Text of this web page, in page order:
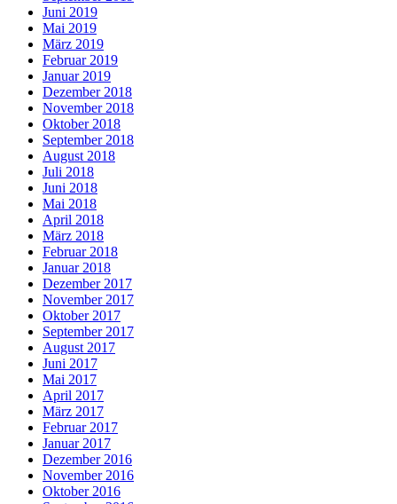
Juni 2019
Mai 2019
März 2019
Februar 2019
Januar 2019
Dezember 2018
November 2018
Oktober 2018
September 2018
August 2018
Juli 2018
Juni 2018
Mai 2018
April 2018
März 2018
Februar 2018
Januar 2018
Dezember 2017
November 2017
Oktober 2017
September 2017
August 2017
Juni 2017
Mai 2017
April 2017
März 2017
Februar 2017
Januar 2017
Dezember 2016
November 2016
Oktober 2016